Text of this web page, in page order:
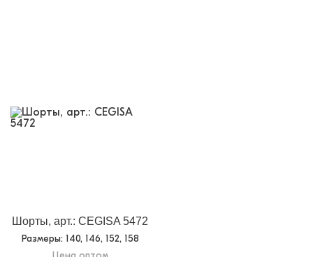
Шорты, арт.: CEGISA 5472
Размеры: 140, 146, 152, 158